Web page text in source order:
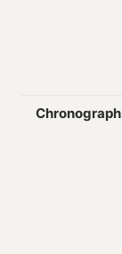
Chronograph